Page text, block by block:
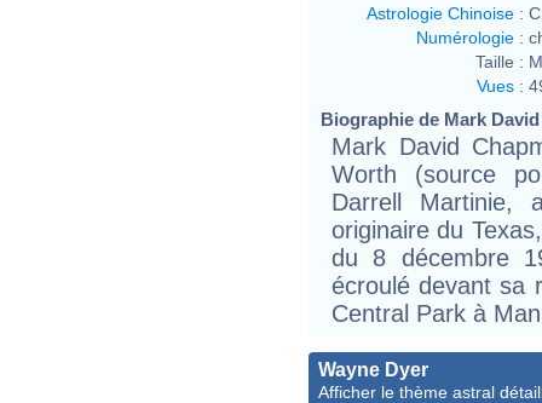
Astrologie Chinoise :
Numérologie :
Taille :
Vues :
Biographie de Mark
Mark David
Worth (source
Darrell Martinie,
originaire du
du 8 décembre
écroulé devant sa
Central Park à
Wayne Dyer
Afficher le thème astral